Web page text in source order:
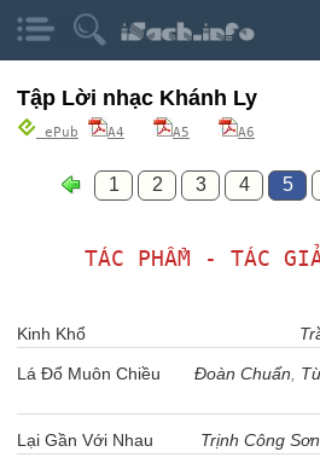
Tập Lời nhạc Khánh Ly
ePub A4 A5 A6
1 2 3 4 5
TÁC PHẨM - TÁC
Kinh Khổ
Lá Đổ Muôn Chiều Đoàn Chuẩn
Lại Gần Với Nhau Trịnh Công Sơn